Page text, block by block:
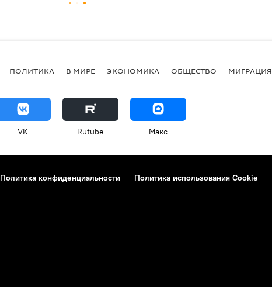
ПОЛИТИКА В МИРЕ ЭКОНОМИКА ОБЩЕСТВО МИГРАЦИЯ
VK Rutube Макс
Политика конфиденциальности Политика использования Cookie